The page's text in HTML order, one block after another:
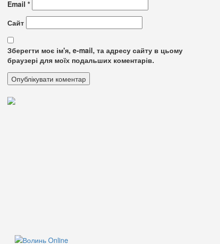
Email *
Сайт
Зберегти моє ім'я, e-mail, та адресу сайту в цьому
браузері для моїх подальших коментарів.